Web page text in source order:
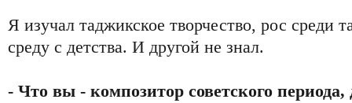
Я изучал таджикское творчество, рос среди
среду с детства. И другой не знал.
- Что вы - композитор советского периода,